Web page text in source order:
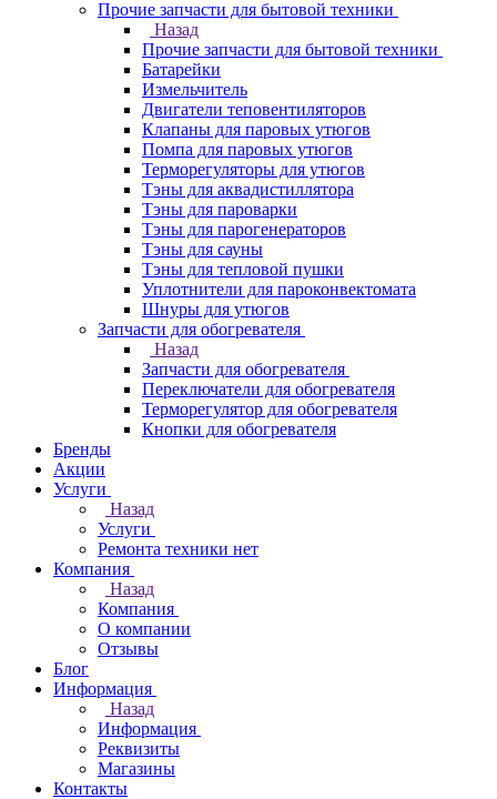
Прочие запчасти для бытовой техники
Назад
Прочие запчасти для бытовой техники
Батарейки
Измельчитель
Двигатели теповентиляторов
Клапаны для паровых утюгов
Помпа для паровых утюгов
Терморегуляторы для утюгов
Тэны для аквадистиллятора
Тэны для пароварки
Тэны для парогенераторов
Тэны для сауны
Тэны для тепловой пушки
Уплотнители для пароконвектомата
Шнуры для утюгов
Запчасти для обогревателя
Назад
Запчасти для обогревателя
Переключатели для обогревателя
Терморегулятор для обогревателя
Кнопки для обогревателя
Бренды
Акции
Услуги
Назад
Услуги
Ремонта техники нет
Компания
Назад
Компания
О компании
Отзывы
Блог
Информация
Назад
Информация
Реквизиты
Магазины
Контакты